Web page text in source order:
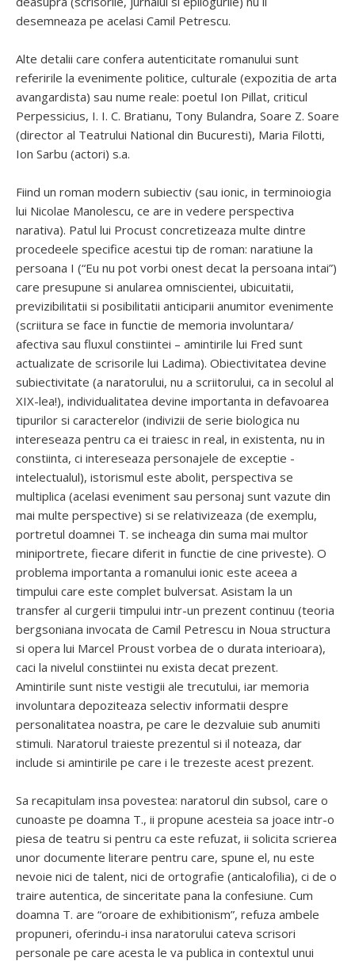
desemneaza pe acelasi Camil Petrescu.
Alte detalii care confera autenticitate romanului sunt
referirile la evenimente politice, culturale (expozitia de arta
avangardista) sau nume reale: poetul Ion Pillat, criticul
Perpessicius, I. I. C. Bratianu, Tony Bulandra, Soare Z. Soare
(director al Teatrului National din Bucuresti), Maria Filotti,
Ion Sarbu (actori) s.a.
Fiind un roman modern subiectiv (sau ionic, in terminoiogia
lui Nicolae Manolescu, ce are in vedere perspectiva
narativa). Patul lui Procust concretizeaza multe dintre
procedeele specifice acestui tip de roman: naratiune la
persoana I (“Eu nu pot vorbi onest decat la persoana intai”)
care presupune si anularea omniscientei, ubicuitatii,
previzibilitatii si posibilitatii anticiparii anumitor evenimente
(scriitura se face in functie de memoria involuntara/
afectiva sau fluxul constiintei – amintirile lui Fred sunt
actualizate de scrisorile lui Ladima). Obiectivitatea devine
subiectivitate (a naratorului, nu a scriitorului, ca in secolul al
XIX-lea!), individualitatea devine importanta in defavoarea
tipurilor si caracterelor (indivizii de serie biologica nu
intereseaza pentru ca ei traiesc in real, in existenta, nu in
constiinta, ci intereseaza personajele de exceptie -
intelectualul), istorismul este abolit, perspectiva se
multiplica (acelasi eveniment sau personaj sunt vazute din
mai multe perspective) si se relativizeaza (de exemplu,
portretul doamnei T. se incheaga din suma mai multor
miniportrete, fiecare diferit in functie de cine priveste). O
problema importanta a romanului ionic este aceea a
timpului care este complet bulversat. Asistam la un
transfer al curgerii timpului intr-un prezent continuu (teoria
bergsoniana invocata de Camil Petrescu in Noua structura
si opera lui Marcel Proust vorbea de o durata interioara),
caci la nivelul constiintei nu exista decat prezent.
Amintirile sunt niste vestigii ale trecutului, iar memoria
involuntara depoziteaza selectiv informatii despre
personalitatea noastra, pe care le dezvaluie sub anumiti
stimuli. Naratorul traieste prezentul si il noteaza, dar
include si amintirile pe care i le trezeste acest prezent.
Sa recapitulam insa povestea: naratorul din subsol, care o
cunoaste pe doamna T., ii propune acesteia sa joace intr-o
piesa de teatru si pentru ca este refuzat, ii solicita scrierea
unor documente literare pentru care, spune el, nu este
nevoie nici de talent, nici de ortografie (anticalofilia), ci de o
traire autentica, de sinceritate pana la confesiune. Cum
doamna T. are “oroare de exhibitionism”, refuza ambele
propuneri, oferindu-i insa naratorului cateva scrisori
personale pe care acesta le va publica in contextul unui